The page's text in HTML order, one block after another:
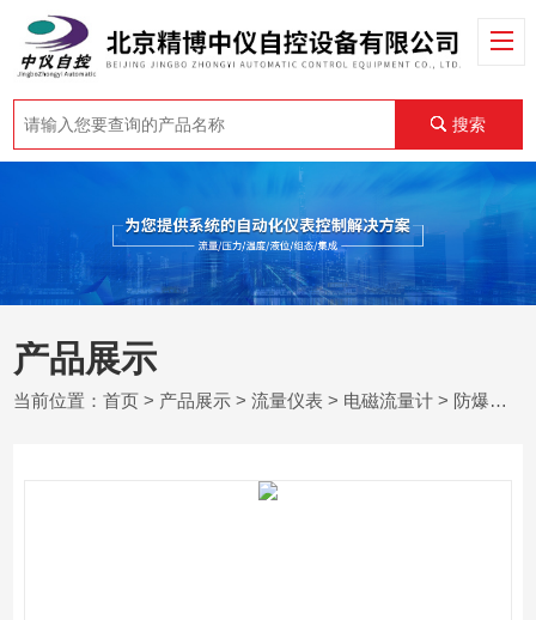
搜索
产品展示
当前位置：首页 > 产品展示 >流量仪表 > 电磁流量计 > 防爆型电磁流量计（带防爆合格证）